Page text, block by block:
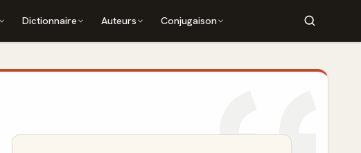
Dictionnaire Auteurs Conjugaison